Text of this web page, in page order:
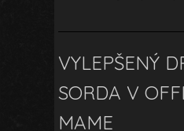
VYLEPŠENÝ
SORDA V
MAME